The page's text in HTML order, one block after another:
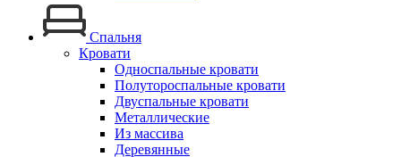
Спальня
Кровати
Односпальные кровати
Полутороспальные кровати
Двуспальные кровати
Металлические
Из массива
Деревянные